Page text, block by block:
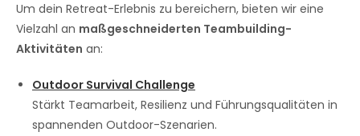
Um dein Retreat-Erlebnis zu bereichern, bieten wir eine
Vielzahl an maßgeschneiderten Teambuilding-
Aktivitäten an:
Outdoor Survival Challenge
Stärkt Teamarbeit, Resilienz und Führungsqualitäten in
spannenden Outdoor-Szenarien.